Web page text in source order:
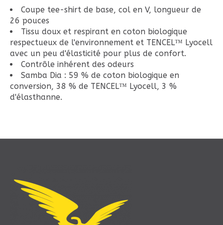
Coupe tee-shirt de base, col en V, longueur de
26 pouces
Tissu doux et respirant en coton biologique
respectueux de l'environnement et TENCEL™ Lyocell
avec un peu d'élasticité pour plus de confort.
Contrôle inhérent des odeurs
Samba Dia : 59 % de coton biologique en
conversion, 38 % de TENCEL™ Lyocell, 3 %
d'élasthanne.